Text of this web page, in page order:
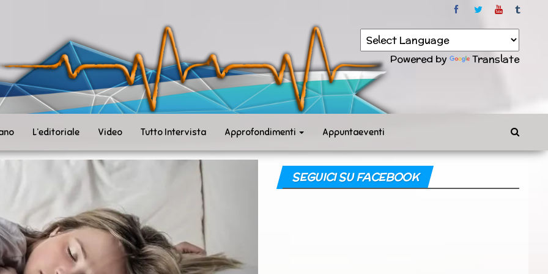
Powered by Translate
L’editoriale Video Tutto Intervista Approfondimenti Appuntaeventi
SEGUICI SU FACEBOOK